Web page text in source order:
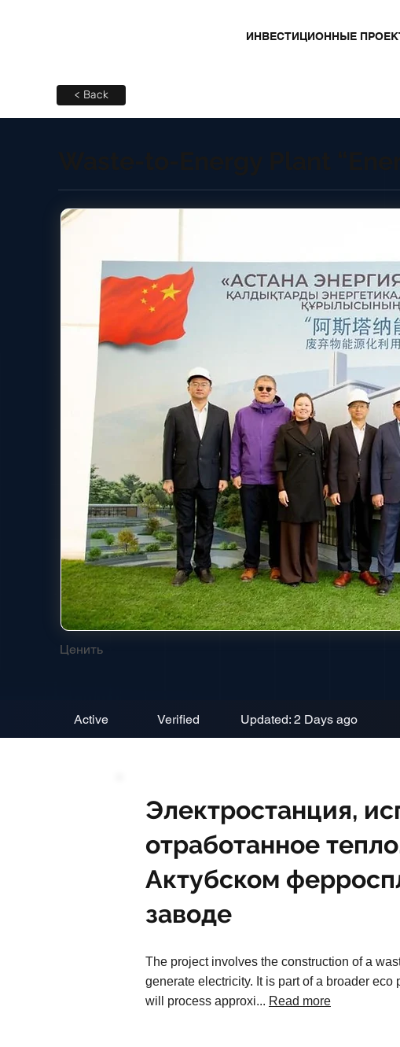
ИНВЕСТИЦИОННЫЕ
< Back
Ценить
Active Verified Updated: 2 Days ago
Электростанция,
отработанное
Актубском
заводе
The project involves the construction of a
generate electricity. It is part of a broader
will process approxi... Read more